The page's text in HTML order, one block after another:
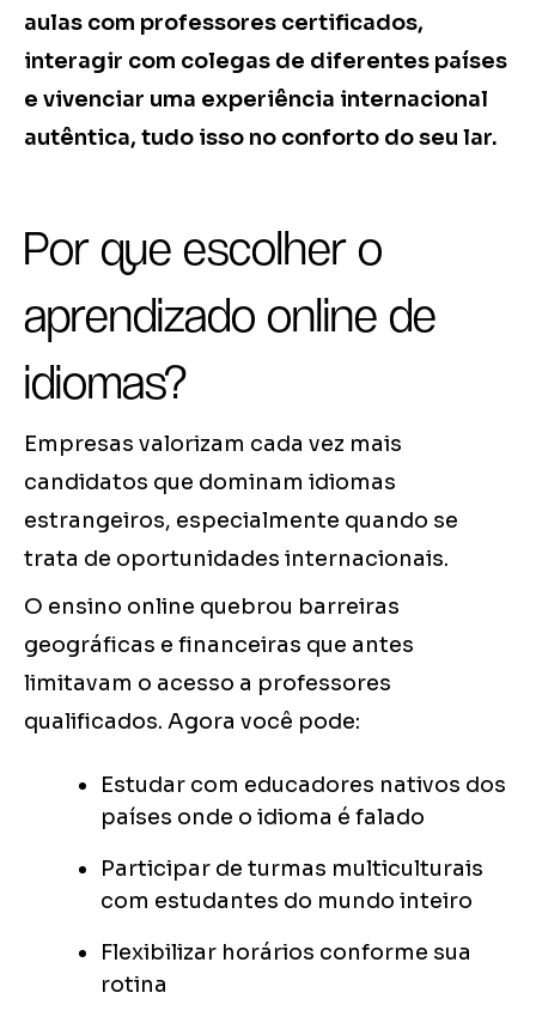
aulas com professores certificados,
interagir com colegas de diferentes países
e vivenciar uma experiência internacional
autêntica, tudo isso no conforto do seu lar.
Por que escolher o
aprendizado online de
idiomas?
Empresas valorizam cada vez mais
candidatos que dominam idiomas
estrangeiros, especialmente quando se
trata de oportunidades internacionais.
O ensino online quebrou barreiras
geográficas e financeiras que antes
limitavam o acesso a professores
qualificados. Agora você pode:
Estudar com educadores nativos dos
países onde o idioma é falado
Participar de turmas multiculturais
com estudantes do mundo inteiro
Flexibilizar horários conforme sua
rotina